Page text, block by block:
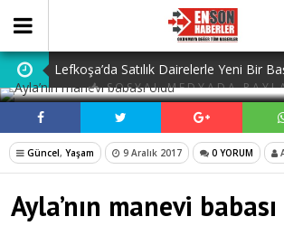
Lefkoşa’da Satılık Dairelerle Yeni Bir
Dedektiflik: Gizli Bilgilerin Peşindeki
Dijital Ürün Pasaportu Firmaları: En İyi
Ucuz Hazır Sistem ile İşletme
Discover the Benefits of Using a Free
SOSYAL MEDYADA
Güncel, Yaşam 9 Aralık 2017 0 YORUM
Ayla’nın manevi